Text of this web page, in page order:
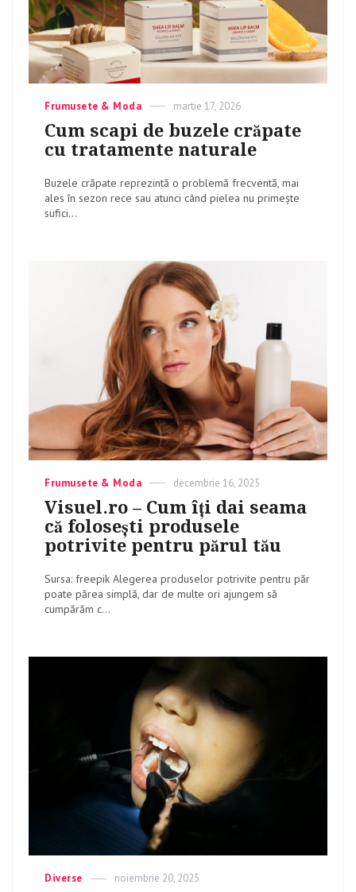
Categories
Frumusete & Moda
Posted
on
martie 17, 2026
Cum scapi de buzele crăpate
cu tratamente naturale
Buzele crăpate reprezintă o problemă frecventă, mai
ales în sezon rece sau atunci când pielea nu primește
sufici...
Categories
Frumusete & Moda
Posted
decembrie 16, 2025
Visuel.ro – Cum îți dai seama
că folosești produsele
potrivite pentru părul tău
Sursa: freepik Alegerea produselor potrivite pentru păr
poate părea simplă, dar de multe ori ajungem să
cumpărăm c...
Categories
Diverse
Posted
noiembrie 20, 2025